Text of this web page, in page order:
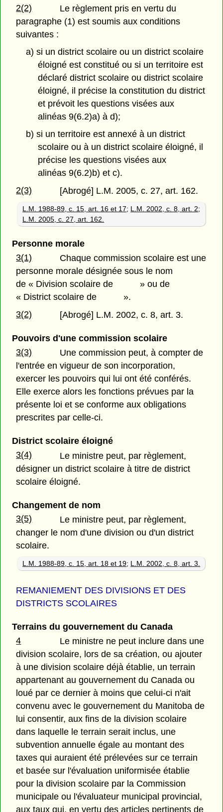
2(2)
Le règlement pris en vertu du
paragraphe (1) est soumis aux conditions
suivantes :
a) si un district scolaire ou un district scolaire
éloigné est constitué ou si un territoire est
déclaré district scolaire ou district scolaire
éloigné, il précise la constitution du district
et prévoit les questions visées aux
alinéas 9(6.2)a) à d);
b) si un territoire est annexé à un district
scolaire ou à un district scolaire éloigné, il
précise les questions visées aux
alinéas 9(6.2)b) et c).
2(3)
[Abrogé] L.M. 2005, c. 27, art. 162.
L.M. 1988-89, c. 15, art. 16 et 17; L.M. 2002, c. 8, art. 2;
L.M. 2005, c. 27, art. 162.
Personne morale
3(1)
Chaque commission scolaire est une
personne morale désignée sous le nom
de « Division scolaire de » ou de
« District scolaire de ».
3(2)
[Abrogé] L.M. 2002, c. 8, art. 3.
Pouvoirs d'une commission scolaire
3(3)
Une commission peut, à compter de
l'entrée en vigueur de son incorporation,
exercer les pouvoirs qui lui ont été conférés.
Elle exerce alors les fonctions prévues par la
présente loi et se conforme aux obligations
prescrites par celle-ci.
District scolaire éloigné
3(4)
Le ministre peut, par règlement,
désigner un district scolaire à titre de district
scolaire éloigné.
Changement de nom
3(5)
Le ministre peut, par règlement,
changer le nom d'une division ou d'un district
scolaire.
L.M. 1988-89, c. 15, art. 18 et 19; L.M. 2002, c. 8, art. 3.
REMANIEMENT DES DIVISIONS ET DES
DISTRICTS SCOLAIRES
Terrains du gouvernement du Canada
4
Le ministre ne peut inclure dans une
division scolaire, lors de sa création, ou ajouter
à une division scolaire déjà établie, un terrain
appartenant au gouvernement du Canada ou
loué par ce dernier à moins que celui-ci n'ait
convenu avec le gouvernement du Manitoba de
lui consentir, aux fins de la division scolaire
dans laquelle le terrain serait inclus, une
subvention annuelle égale au montant des
taxes qui auraient été prélevées sur ce terrain
et basée sur l'évaluation uniformisée établie
pour la division scolaire par la Commission
municipale ou l'évaluateur municipal provincial,
aux taux qui, en vertu des articles pertinents de